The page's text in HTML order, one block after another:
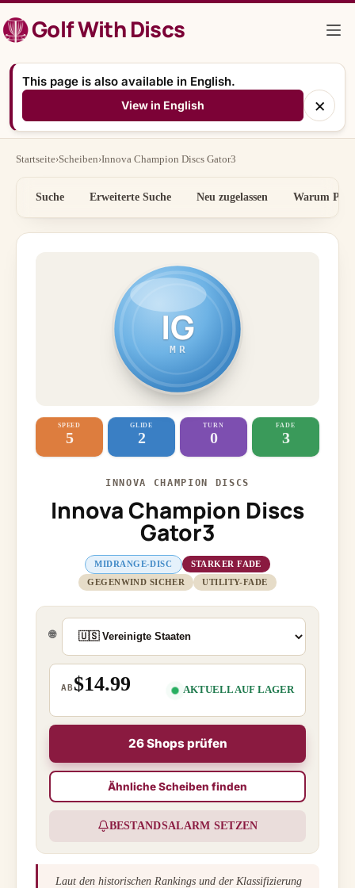
Inhalt
springenGolf With Discs
This page is also available in English.
View in English ×
Startseite›Scheiben›Innova Champion Discs Gator3
Suche Erweiterte Suche Neu zugelassen Warum
IG
MR
SPEED
5
GLIDE
2
TURN
0
FADE
3
INNOVA CHAMPION DISCS
Innova Champion Discs
Gator3
MIDRANGE-DISC
STARKER FADE
GEGENWIND SICHER
UTILITY-FADE
🌐
AB$14.99 AKTUELL AUF LAGER
26 Shops prüfen
Ähnliche Scheiben finden
BESTANDSALARM SETZEN
Laut den historischen Rankings und der Klassifizierung